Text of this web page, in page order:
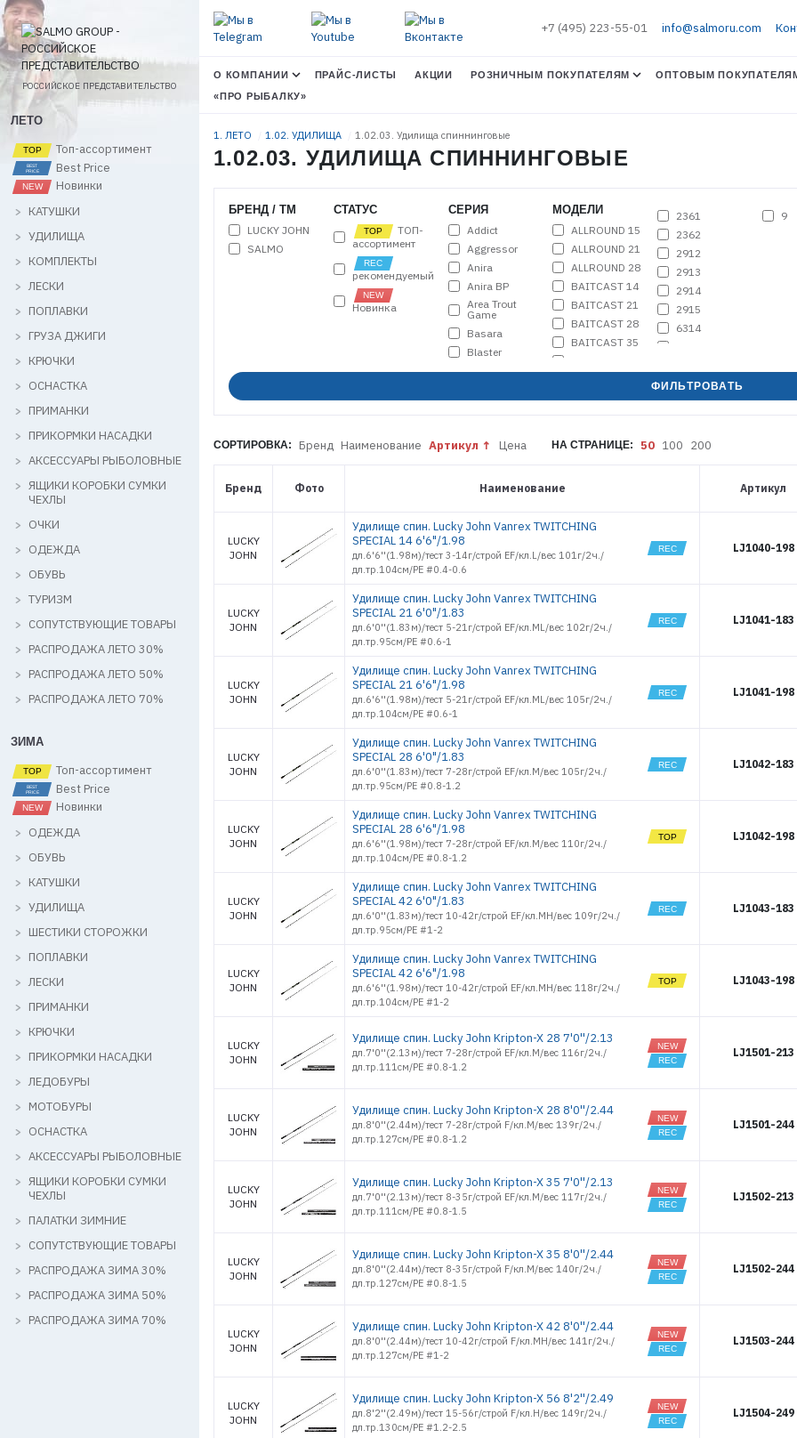
ЭЛЕКТРОННАЯ ПОЧТА (ЛОГИН)
РОССИЙСКОЕ ПРЕДСТАВИТЕЛЬСТВО
ЛЕТО
Топ-ассортимент
Best Price
Новинки
КАТУШКИ
УДИЛИЩА
КОМПЛЕКТЫ
ЛЕСКИ
ПОПЛАВКИ
ГРУЗА ДЖИГИ
КРЮЧКИ
ОСНАСТКА
ПРИМАНКИ
ПРИКОРМКИ НАСАДКИ
АКСЕССУАРЫ РЫБОЛОВНЫЕ
ЯЩИКИ КОРОБКИ СУМКИ
ЧЕХЛЫ
ОЧКИ
ОДЕЖДА
ОБУВЬ
ТУРИЗМ
СОПУТСТВУЮЩИЕ ТОВАРЫ
РАСПРОДАЖА ЛЕТО 30%
РАСПРОДАЖА ЛЕТО 50%
РАСПРОДАЖА ЛЕТО 70%
ЗИМА
Топ-ассортимент
Best Price
Новинки
ОДЕЖДА
ОБУВЬ
КАТУШКИ
УДИЛИЩА
ШЕСТИКИ СТОРОЖКИ
ПОПЛАВКИ
ЛЕСКИ
ПРИМАНКИ
КРЮЧКИ
ПРИКОРМКИ НАСАДКИ
ЛЕДОБУРЫ
МОТОБУРЫ
ОСНАСТКА
АКСЕССУАРЫ РЫБОЛОВНЫЕ
ЯЩИКИ КОРОБКИ СУМКИ
ЧЕХЛЫ
ПАЛАТКИ ЗИМНИЕ
СОПУТСТВУЮЩИЕ ТОВАРЫ
РАСПРОДАЖА ЗИМА 30%
РАСПРОДАЖА ЗИМА 50%
РАСПРОДАЖА ЗИМА 70%
+7 (495) 223-55-01 info@salmoru.com
О КОМПАНИИ ПРАЙС-ЛИСТЫ АКЦИИ РОЗНИЧНЫМ ПОКУПАТЕЛЯМ ОПТОВЫМ
«ПРО РЫБАЛКУ»
1. ЛЕТО 1.02. УДИЛИЩА 1.02.03. Удилища спиннинговые
1.02.03. УДИЛИЩА СПИННИНГОВЫЕ
БРЕНД / ТМ
LUCKY JOHN
SALMO
СТАТУС
ТОП-
ассортимент
рекомендуемый
Новинка
СЕРИЯ
Addict
Aggressor
Anira
Anira BP
Area Trout
Game
Basara
Blaster
Diamond
Sniper
МОДЕЛИ
ALLROUND 15
ALLROUND 21
ALLROUND 28
BAITCAST 14
BAITCAST 21
BAITCAST 28
BAITCAST 35
BASARA 16
BASARA 32
BULLET 015
BULLET 056
BULLET 080
BULLET
BULLET
TRAVEL 30
TRAVEL 56
DROPSHOT
FAKTOR 2.0
FAKTOR 2.5
FINESSE
FLEX 06
HEAVY 050
HEAVY 090
JIG 14
JIG 25
JIG 35
JIG 42
JIG N'TWITCH
18
25
JIG N'TWITCH
28
JIG TRAVEL S
20
JIG TRAVEL S
2361
2362
2912
2913
2914
2915
6314
6321
6322
6633
6689
7183
7186
7187
7191
7192
7196
7200
7247
7990
7992
8176
8190
8197
8198
8208
8209
12673
12728
14530
14531
9
ФИЛЬТРОВАТЬ
СОРТИРОВКА: Бренд Наименование Артикул Цена НА СТРАНИЦЕ: 50 100 200
Бренд Фото Наименование Артикул
LUCKY
JOHN
Удилище спин. Lucky John Vanrex TWITCHING
SPECIAL 14 6'6"/1.98
дл.6'6''(1.98м)/тест 3-14г/строй EF/кл.L/вес 101г/2ч./
дл.тр.104см/PE #0.4-0.6
LJ1040-198
LUCKY
JOHN
Удилище спин. Lucky John Vanrex TWITCHING
SPECIAL 21 6'0"/1.83
дл.6'0''(1.83м)/тест 5-21г/строй EF/кл.ML/вес 102г/2ч./
дл.тр.95см/PE #0.6-1
LJ1041-183
LUCKY
JOHN
Удилище спин. Lucky John Vanrex TWITCHING
SPECIAL 21 6'6"/1.98
дл.6'6''(1.98м)/тест 5-21г/строй EF/кл.ML/вес 105г/2ч./
дл.тр.104см/PE #0.6-1
LJ1041-198
LUCKY
JOHN
Удилище спин. Lucky John Vanrex TWITCHING
SPECIAL 28 6'0"/1.83
дл.6'0''(1.83м)/тест 7-28г/строй EF/кл.M/вес 105г/2ч./
дл.тр.95см/PE #0.8-1.2
LJ1042-183
LUCKY
JOHN
Удилище спин. Lucky John Vanrex TWITCHING
SPECIAL 28 6'6"/1.98
дл.6'6''(1.98м)/тест 7-28г/строй EF/кл.M/вес 110г/2ч./
дл.тр.104см/PE #0.8-1.2
LJ1042-198
LUCKY
JOHN
Удилище спин. Lucky John Vanrex TWITCHING
SPECIAL 42 6'0"/1.83
дл.6'0''(1.83м)/тест 10-42г/строй EF/кл.MH/вес 109г/2ч./
дл.тр.95см/PE #1-2
LJ1043-183
LUCKY
JOHN
Удилище спин. Lucky John Vanrex TWITCHING
SPECIAL 42 6'6"/1.98
дл.6'6''(1.98м)/тест 10-42г/строй EF/кл.MH/вес 118г/2ч./
дл.тр.104см/PE #1-2
LJ1043-198
LUCKY
JOHN
Удилище спин. Lucky John Kripton-X 28 7'0''/2.13
дл.7'0''(2.13м)/тест 7-28г/строй EF/кл.M/вес 116г/2ч./
дл.тр.111см/PE #0.8-1.2
LJ1501-213
LUCKY
JOHN
Удилище спин. Lucky John Kripton-X 28 8'0''/2.44
дл.8'0''(2.44м)/тест 7-28г/строй F/кл.M/вес 139г/2ч./
дл.тр.127см/PE #0.8-1.2
LJ1501-244
LUCKY
JOHN
Удилище спин. Lucky John Kripton-X 35 7'0''/2.13
дл.7'0''(2.13м)/тест 8-35г/строй EF/кл.M/вес 117г/2ч./
дл.тр.111см/PE #0.8-1.5
LJ1502-213
LUCKY
JOHN
Удилище спин. Lucky John Kripton-X 35 8'0''/2.44
дл.8'0''(2.44м)/тест 8-35г/строй F/кл.M/вес 140г/2ч./
дл.тр.127см/PE #0.8-1.5
LJ1502-244
LUCKY
JOHN
Удилище спин. Lucky John Kripton-X 42 8'0''/2.44
дл.8'0''(2.44м)/тест 10-42г/строй F/кл.MH/вес 141г/2ч./
дл.тр.127см/PE #1-2
LJ1503-244
LUCKY
JOHN
Удилище спин. Lucky John Kripton-X 56 8'2''/2.49
дл.8'2''(2.49м)/тест 15-56г/строй F/кл.H/вес 149г/2ч./
дл.тр.130см/PE #1.2-2.5
LJ1504-249